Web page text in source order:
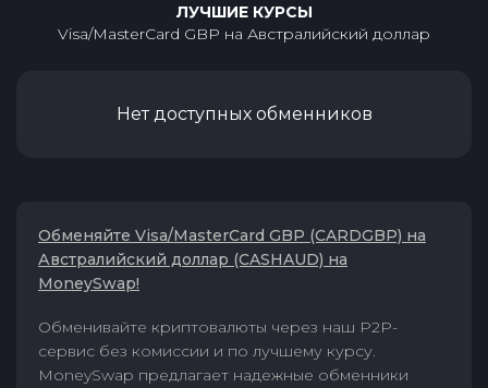
ЛУЧШИЕ КУРСЫ
Visa/MasterCard GBP на Австралийский доллар
Нет доступных обменников
Обменяйте Visa/MasterCard GBP (CARDGBP) на
Австралийский доллар (CASHAUD) на
MoneySwap!
Обменивайте криптовалюты через наш P2P-
сервис без комиссии и по лучшему курсу.
MoneySwap предлагает надежные обменники